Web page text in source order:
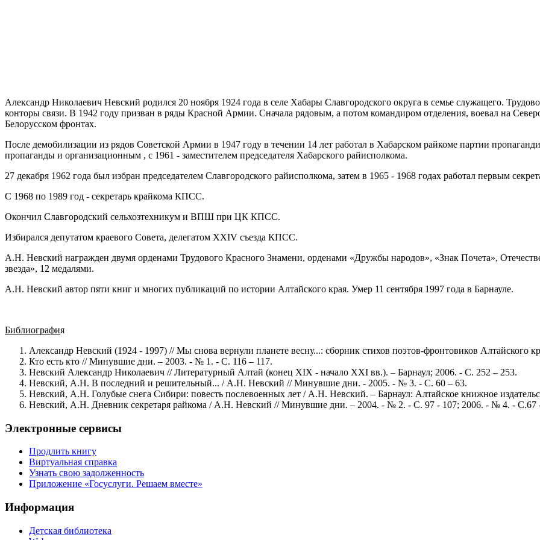
Александр Николаевич Невский родился 20 ноября 1924 года в селе Хабары Славгородского округа в семье служащего.
конторы связи. В 1942 году призван в ряды Красной Армии. Сначала рядовым, а потом командиром отделения, воевал на
Белорусском фронтах.
После демобилизации из рядов Советской Армии в 1947 году в течении 14 лет работал в Хабарском райкоме партии
пропаганды и организационным , с 1961 - заместителем председателя Хабарского райисполкома.
27 декабря 1962 года был избран председателем Славгородского райисполкома, затем в 1965 - 1968 годах работал первым
С 1968 по 1989 год - секретарь крайкома КПСС.
Окончил Славгородский сельхозтехникум и ВПШ при ЦК КПСС.
Избирался депутатом краевого Совета, делегатом XXIV съезда КПСС.
А.Н. Невский награжден двумя орденами Трудового Красного Знамени, орденами «Дружбы народов», «Знак Почета»,
звезда», 12 медалями.
А.Н. Невский автор пяти книг и многих публикаций по истории Алтайского края. Умер 11 сентября 1997 года в Барнауле.
Библиография
Александр Невский (1924 - 1997) // Мы снова вернули планете весну...: сборник стихов поэтов-фронтовиков Алтайского
Кто есть кто // Минувшие дни. – 2003. - № 1. - С. 116 – 117.
Невский Александр Николаевич // Литературный Алтай (конец XIX - начало XXI вв.). – Барнаул; 2006. - С. 252 – 253.
Невский, А.Н. В последний и решительный... / А.Н. Невский // Минувшие дни. - 2005. - № 3. - С. 60 – 63.
Невский, А.Н. Голубые снега Сибири: повесть послевоенных лет / А.Н. Невский. – Барнаул: Алтайское книжное
Невский, А.Н. Дневник секретаря райкома / А.Н. Невский // Минувшие дни. – 2004. - № 2. - С. 97 - 107; 2006. - № 4. - С.67
Электронные сервисы
Продлить книгу
Виртуальная справка
Узнать свою задолженность
Приложение «Госуслуги. Решаем вместе»
Информация
Детская библиотека